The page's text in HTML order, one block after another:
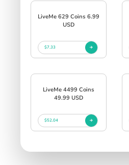
LiveMe 629 Coins 6.99
USD
$7.33
LiveMe 4499 Coins
49.99 USD
$52.04